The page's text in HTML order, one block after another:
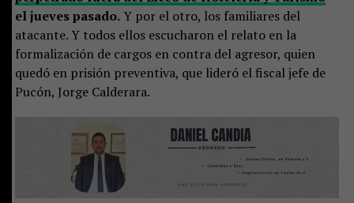
el jueves pasado.Y por el otro, los familiares del
atacante. Y todos ellos escucharon el relato en la
formalización de cargos en contra del agresor, quien
quedó en prisión preventiva, que lideró el fiscal jefe de
Pucón, Jorge Calderara.